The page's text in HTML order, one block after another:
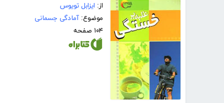
از: ایزابل تویوس
موضوع: آمادگی جسمانی
۱۰۴ صفحه